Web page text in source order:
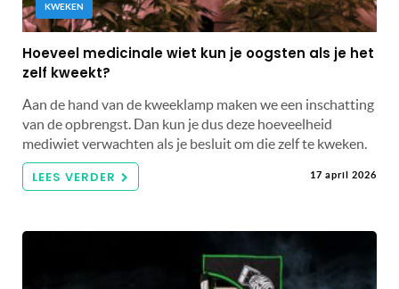
KWEKEN
Hoeveel medicinale wiet kun je oogsten als je het
zelf kweekt?
Aan de hand van de kweeklamp maken we een inschatting
van de opbrengst. Dan kun je dus deze hoeveelheid
mediwiet verwachten als je besluit om die zelf te kweken.
LEES VERDER 17 april 2026